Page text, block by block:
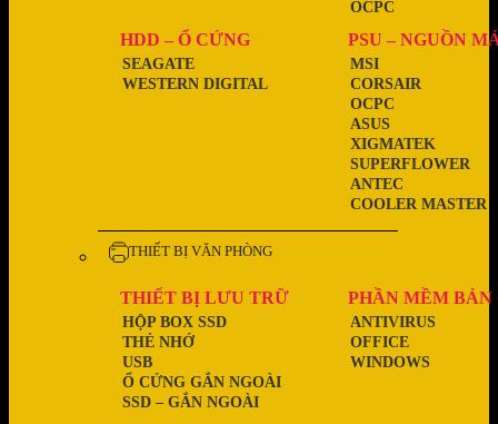
OCPC
HDD – Ổ CỨNG
WESTERN DIGITAL
SEAGATE
PSU – NGUỒN
COOLER MASTER
ANTEC
SUPERFLOWER
XIGMATEK
ASUS
OCPC
CORSAIR
MSI
THIẾT BỊ VĂN PHÒNG
THIẾT BỊ LƯU TRỮ
SSD – GẮN NGOÀI
Ổ CỨNG GẮN NGOÀI
USB
THẺ NHỚ
HỘP BOX SSD
PHẦN MỀM BẢN
WINDOWS
OFFICE
ANTIVIRUS